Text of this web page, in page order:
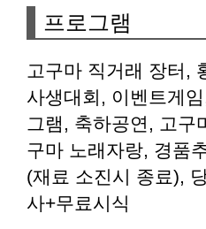
프로그램
고구마 직거래 장터,
사생대회, 이벤트게
그램, 축하공연, 고구
구마 노래자랑, 경품
(재료 소진시 종료),
사+무료시식